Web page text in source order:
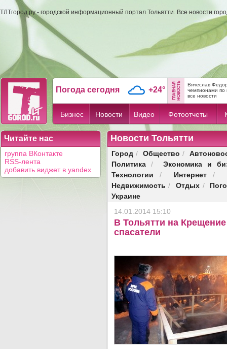
ТЛТгород.ру - городской информационный портал Тольятти. Все новости
Погода сегодня +24°
Вячеслав
чемпионами по
все новости
Бизнес Новости Видео Фотоотчеты
Читайте нас
группа ВКонтакте
RSS-лента
добавить виджет в yandex
Новости Тольятти
Город / Общество /
Политика /
Экономика и
Технологии / Интернет/
Недвижимость / Отдых /
Украине
14.01.2014 15:10
В Тольятти на
спасатели